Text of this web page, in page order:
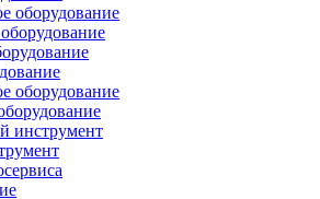
оборудование
оборудование
инструмент